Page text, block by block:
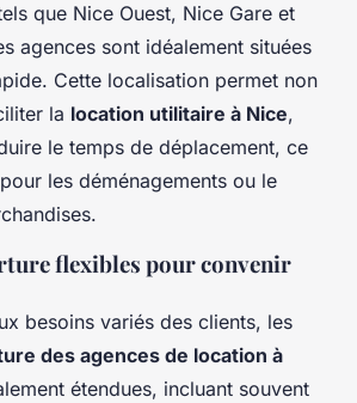
que Nice Ouest, Nice Gare et
agences sont idéalement situées
Cette localisation permet non
la location utilitaire à Nice,
le temps de déplacement, ce
les déménagements ou le
flexibles pour convenir
besoins variés des clients, les
des agences de location à
étendues, incluant souvent